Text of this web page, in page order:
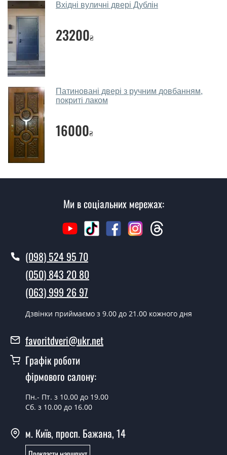
Так, робимо. Наші фахівці можуть зробити замір та
консультацію на виїзді. Кожен співробітник має із
собою каталоги кольорів та візерунків. Після виміру та
консультації Ви можете оформити заявку, не
відвідуючи наш офіс.
Виклик замірника-консультанта коштує 450 грн.
Ви робите установку вхідних дверей?
Так робимо. Монтаж вхідних дверей проводиться
згідно з чергою, у всі дні крім неділі.
Вартість встановлення дверей Клівленд - від 1600 грн.
Як швидко можете встановити двері
Клівленд?
У той самий день протягом кількох годин, за умови
Чи можна на сьогодні викликати
замірника?
Так можна.
У вас є в наявності готові двері
вхідні?
Так, ми маємо великий асортимент готових вхідних
дверей.
Яка вартість найдешевших вхідних
Від 5200 грн.
Потрібні двері вхідні економ класу,
Вхідні вуличні двері Дублін
23200₴
Патиновані двері з ручним довбанням,
покриті лаком
16000₴
Ми в соціальних мережах:
(098) 524 95 70
(050) 843 20 80
(063) 999 26 97
Дзвінки приймаємо з 9.00 до 21.00 кожного дня
favoritdveri@ukr.net
Графік роботи
фірмового салону:
Пн.- Пт. з 10.00 до 19.00
Сб. з 10.00 до 16.00
м. Київ, просп. Бажана, 14